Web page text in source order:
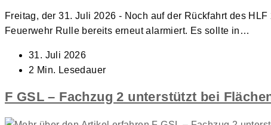
Freitag, der 31. Juli 2026 - Noch auf der Rückfahrt des
Feuerwehr Rulle bereits erneut alarmiert. Es sollte in…
Beitrag
veröffentlicht:
31. Juli 2026
Lesedauer:
2 Min. Lesedauer
F GSL – Fachzug 2 unterstützt bei